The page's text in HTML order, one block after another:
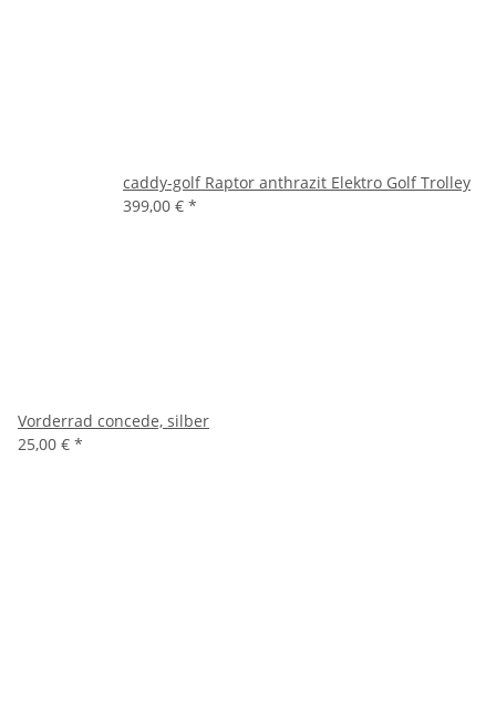
caddy-golf Raptor anthrazit Elektro Golf Trolley
399,00 € *
Vorderrad concede, silber
25,00 € *